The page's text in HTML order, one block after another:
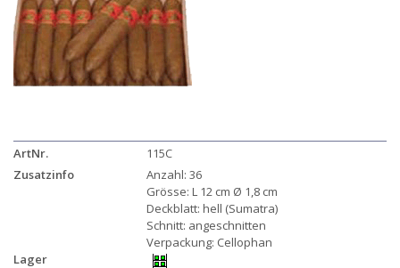
ArtNr.
115C
Zusatzinfo
Anzahl: 36
Grösse: L 12 cm Ø 1,8 cm
Deckblatt: hell (Sumatra)
Schnitt: angeschnitten
Verpackung: Cellophan
Lager